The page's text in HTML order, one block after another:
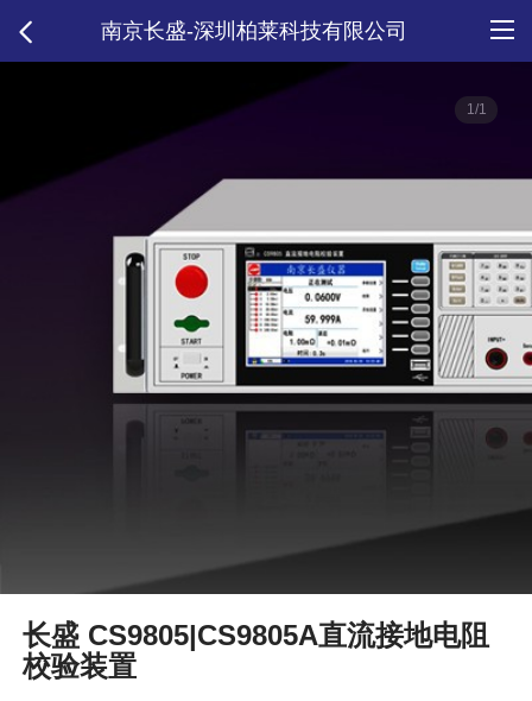
南京长盛-深圳柏莱科技有限公司
1/1
长盛 CS9805|CS9805A直流接地电阻
校验装置